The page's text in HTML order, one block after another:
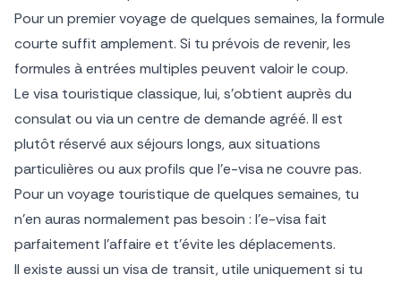
Pour un premier voyage de quelques semaines, la formule
courte suffit amplement. Si tu prévois de revenir, les
formules à entrées multiples peuvent valoir le coup.
Le visa touristique classique, lui, s’obtient auprès du
consulat ou via un centre de demande agréé. Il est
plutôt réservé aux séjours longs, aux situations
particulières ou aux profils que l’e-visa ne couvre pas.
Pour un voyage touristique de quelques semaines, tu
n’en auras normalement pas besoin : l’e-visa fait
parfaitement l’affaire et t’évite les déplacements.
Il existe aussi un visa de transit, utile uniquement si tu